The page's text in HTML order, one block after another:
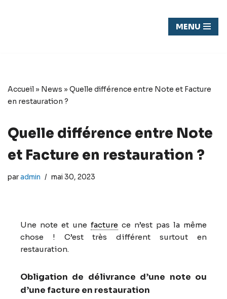
MENU
Accueil » News » Quelle différence entre Note et Facture
en restauration ?
Quelle différence entre Note
et Facture en restauration ?
paradmin mai 30, 2023
Une note et une facture ce n’est pas la même
chose ! C’est très différent surtout en
restauration.
Obligation de délivrance d’une note ou
d’une facture en restauration